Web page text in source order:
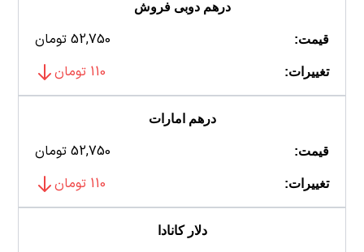
درهم دوبی فروش
قیمت: 52,750 تومان
تغییرات: 110 تومان
درهم امارات
قیمت: 52,750 تومان
تغییرات: 110 تومان
دلار کانادا